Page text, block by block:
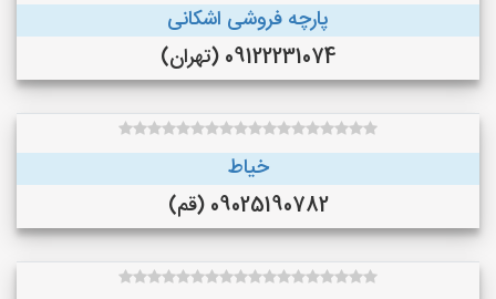
پارچه فروشی اشکانی
09122231074 (تهران)
خیاط
09025190782 (قم)